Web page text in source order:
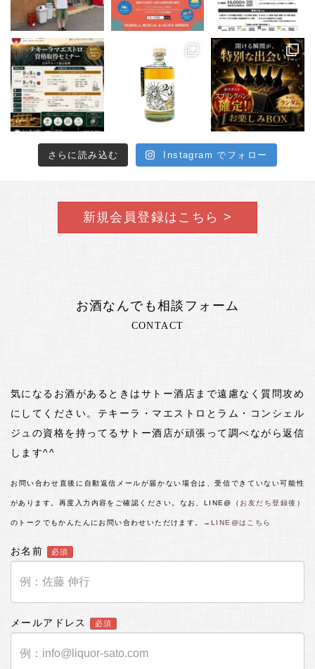
さらに読み込む Instagram でフォロー
新規会員登録はこちら >
お酒なんでも相談フォーム
CONTACT
気になるお酒があるときはサトー酒店まで遠慮なく質問攻め
にしてください。テキーラ・マエストロとラム・コンシェル
ジュの資格を持ってるサトー酒店が頑張って調べながら返信
します^^
お問い合わせ直後に自動返信メールが届かない場合は、受信できていない可能性
があります。再度入力内容をご確認ください。なお、LINE@（ お友だち登録後 ）
のトークでもかんたんにお問い合わせいただけます。 →LINE@はこちら
お名前 必須
メールアドレス 必須